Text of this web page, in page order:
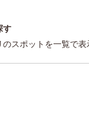
す
スポットを一覧で